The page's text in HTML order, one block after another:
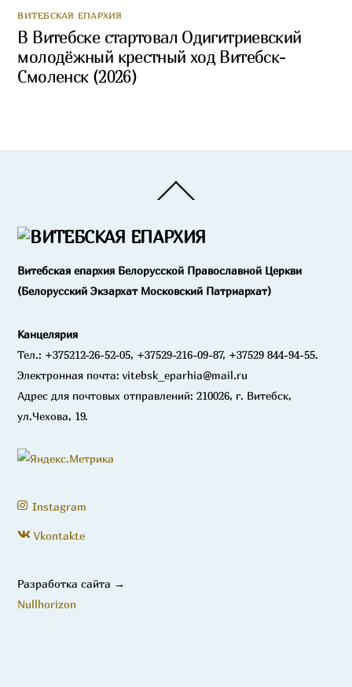
ВИТЕБСКАЯ ЕПАРХИЯ
В Витебске стартовал Одигитриевский
молодёжный крестный ход Витебск-
Смоленск (2026)
To
Витебская епархия Белорусской Православной Церкви
(Белорусский Экзархат Московский Патриархат)
Канцелярия
Тел.: +375212-26-52-05, +37529-216-09-87, +37529 844-94-55.
Электронная почта: vitebsk_eparhia@mail.ru
Адрес для почтовых отправлений: 210026, г. Витебск,
ул.Чехова, 19.
Instagram
Vkontakte
Разработка сайта →
Nullhorizon